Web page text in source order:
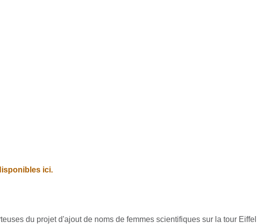
ici.
du projet d'ajout de noms de femmes scientifiques sur la tour